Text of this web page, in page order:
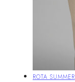
Fornitore:
ROTA SUMMER